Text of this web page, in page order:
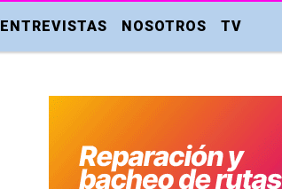
ENTREVISTAS NOSOTROS TV